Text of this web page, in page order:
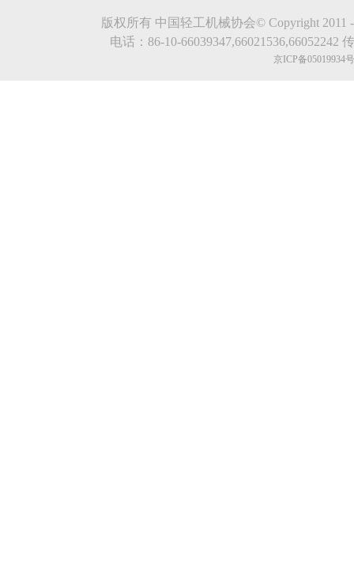
版权所有 中国轻工机械协会© Copyright 2011 -
电话：86-10-66039347,66021536,66052242
京ICP备05019934号